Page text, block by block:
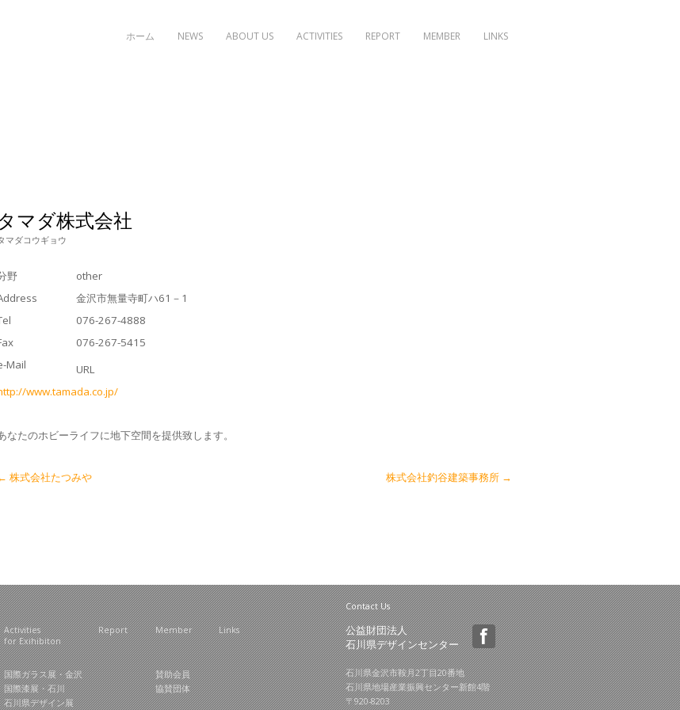
ホーム NEWS ABOUT US ACTIVITIES REPORT MEMBER LINKS
タマダ株式会社
マダコウギョウ
野
other
金沢市無量寺町ハ61－1
076-267-4888
076-267-5415
Mail
URL
www.tamada.co.jp/
なたのホビーライフに地下空間を提供致します。
株式会社たつみや 株式会社釣谷建築事務所 →
Activities
for Exihibiton
Report Member Links
国際ガラス展・金沢
国際漆展・石川
石川県デザイン展
賛助会員
協賛団体
Contact Us
公益財団法人
石川県デザインセンター
石川県金沢市鞍月2丁目20番地
石川県地場産業振興センター新館4階
〒920-8203